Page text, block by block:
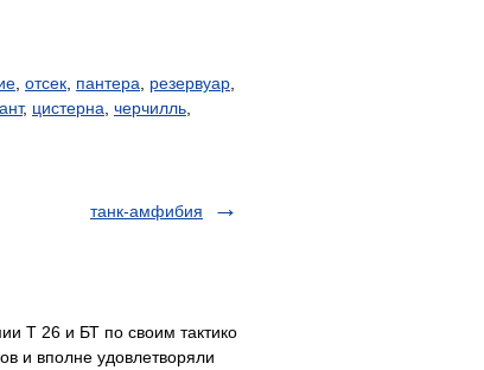
отсек пантера резервуар
, цистерна черчилль
танк-амфибия
Т 26 и БТ по своим тактико
и вполне удовлетворяли